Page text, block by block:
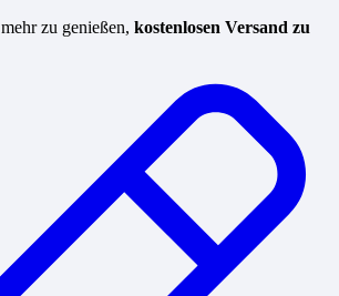
mehr zu genießen, kostenlosen Versand zu